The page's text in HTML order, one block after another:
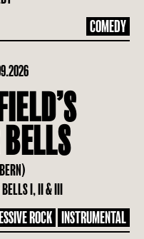
COMEDY
I, II & III
ROCK INSTRUMENTAL